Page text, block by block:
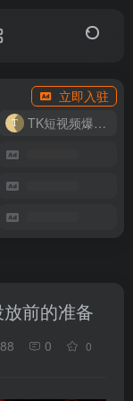
立即入驻
TK短视频爆款复刻
前的准备
0 0